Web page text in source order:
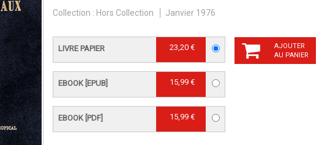
Collection : Hors Collection Janvier 1976
LIVRE PAPIER 23,20 €
EBOOK [EPUB] 15,99 €
EBOOK [PDF] 15,99 €
AJOUTER
AU PANIER